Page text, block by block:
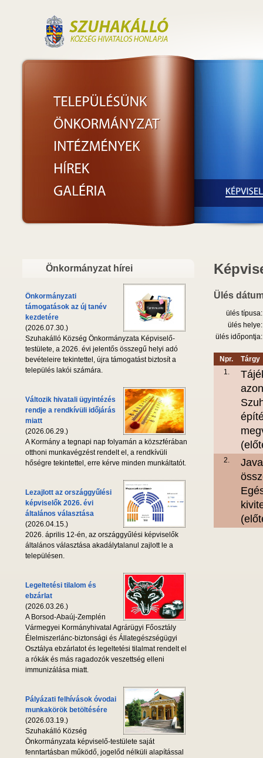
Önkormányzat hírei
Önkormányzati
támogatások az új tanév
kezdetére
(2026.07.30.)
Szuhakálló Község Önkormányzata Képviselő-
testülete, a 2026. évi jelentős összegű helyi adó
bevételeire tekintettel, újra támogatást biztosít a
település lakói számára.
Változik hivatali ügyintézés
rendje a rendkívüli időjárás
miatt
(2026.06.29.)
A Kormány a tegnapi nap folyamán a közszférában
otthoni munkavégzést rendelt el, a rendkívüli
hőségre tekintettel, erre kérve minden munkáltatót.
Lezajlott az országgyűlési
képviselők 2026. évi
általános választása
(2026.04.15.)
2026. április 12-én, az országgyűlési képviselők
általános választása akadálytalanul zajlott le a
településen.
Legeltetési tilalom és
ebzárlat
(2026.03.26.)
A Borsod-Abaúj-Zemplén
Vármegyei Kormányhivatal Agrárügyi Főosztály
Élelmiszerlánc-biztonsági és Állategészségügyi
Osztálya ebzárlatot és legeltetési tilalmat rendelt el
a rókák és más ragadozók veszettség elleni
immunizálása miatt.
Pályázati felhívások óvodai
munkakörök betöltésére
(2026.03.19.)
Szuhakálló Község
Önkormányzata képviselő-testülete saját
fenntartásban működő, jogelőd nélküli alapítással
Ülés
ülés típusa:
ülés helye:
ülés időpontja:
Npr.
Tárgy
1.
2.